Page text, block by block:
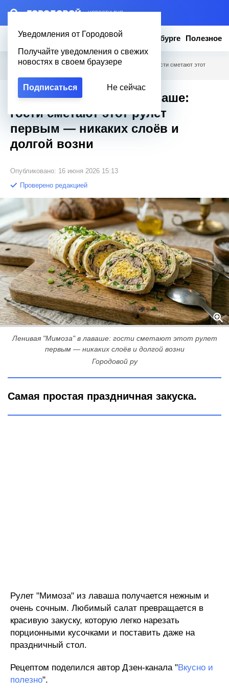
– НОВОСТИ ДНЯ
Уведомления от Городовой
Получайте уведомления о свежих
новостях в своем браузере
Подписаться Не сейчас
Новости Эксклюзив Вопросы о Петербурге Полезное
Городовой Полезное / Ленивая "Мимоза" в лаваше: гости сметают этот
Ленивая "Мимоза" в лаваше:
гости сметают этот рулет
первым — никаких слоёв и
долгой возни
Опубликовано: 16 июня 2026 15:13
Проверено редакцией
Ленивая "Мимоза" в лаваше: гости сметают этот рулет
первым — никаких слоёв и долгой возни
Городовой ру
Самая простая праздничная закуска.
Рулет "Мимоза" из лаваша получается нежным и
очень сочным. Любимый салат превращается в
красивую закуску, которую легко нарезать
порционными кусочками и поставить даже на
праздничный стол.
Рецептом поделился автор Дзен-канала "Вкусно и
полезно".